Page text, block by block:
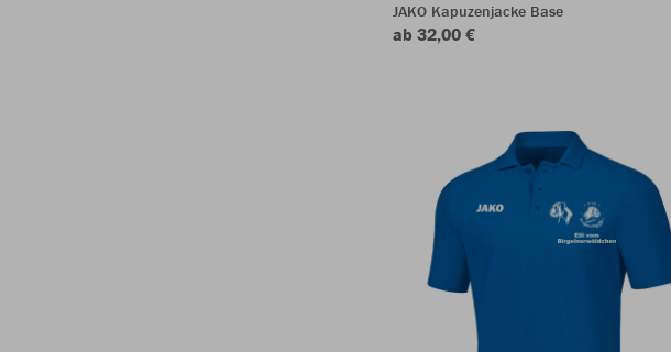
JAKO Kapuzenjacke Base
ab 32,00 €